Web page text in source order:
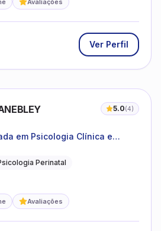
Avaliações
Ver Perfil
5.0(4)
em Psicologia Clínica e
Perinatal
Avaliações